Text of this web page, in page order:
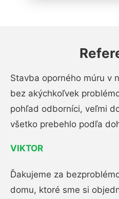
Stavba oporného múru v
bez akýchkoľvek
pohľad odborníci, veľmi
všetko prebehlo podľa
VIKTOR
Ďakujeme za
domu, ktoré sme si